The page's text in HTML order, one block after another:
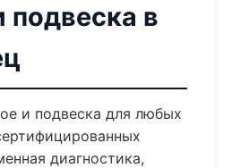
подвеска в
и подвеска для любых
диагностика,